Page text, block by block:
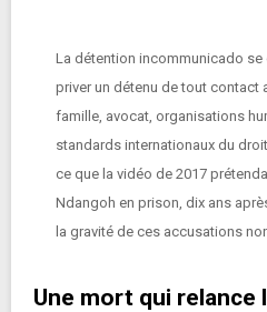
La détention incommunicado
priver un détenu de tout contact
famille, avocat, organisations
standards internationaux du
ce que la vidéo de 2017
Ndangoh en prison, dix ans
la gravité de ces accusations
Une mort qui relance